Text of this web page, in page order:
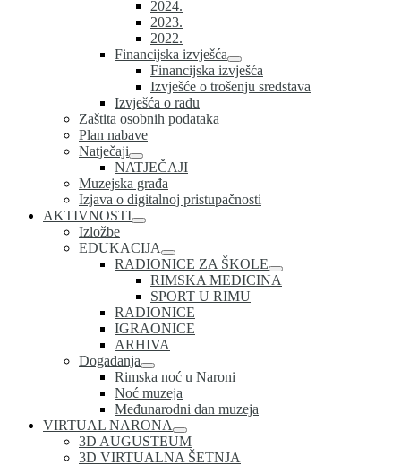
2024.
2023.
2022.
Financijska izvješća
Financijska izvješća
Izvješće o trošenju sredstava
Izvješća o radu
Zaštita osobnih podataka
Plan nabave
Natječaji
NATJEČAJI
Muzejska građa
Izjava o digitalnoj pristupačnosti
AKTIVNOSTI
Izložbe
EDUKACIJA
RADIONICE ZA ŠKOLE
RIMSKA MEDICINA
SPORT U RIMU
RADIONICE
IGRAONICE
ARHIVA
Događanja
Rimska noć u Naroni
Noć muzeja
Međunarodni dan muzeja
VIRTUAL NARONA
3D AUGUSTEUM
3D VIRTUALNA ŠETNJA